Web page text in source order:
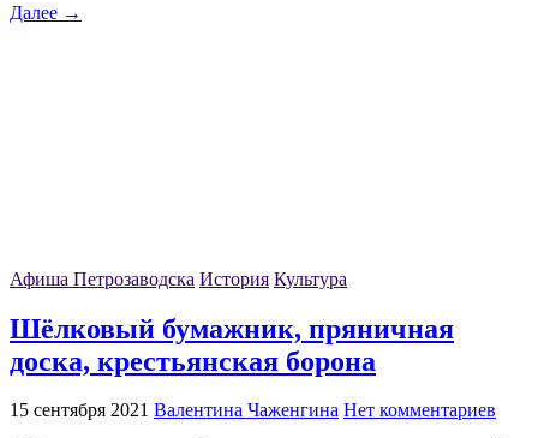
Далее →
Афиша Петрозаводска История Культура
Шёлковый бумажник, пряничная
доска, крестьянская борона
15 сентября 2021 Валентина Чаженгина Нет комментариев